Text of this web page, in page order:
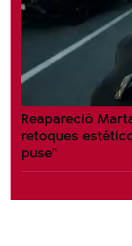
Reapareció
retoques
puse"